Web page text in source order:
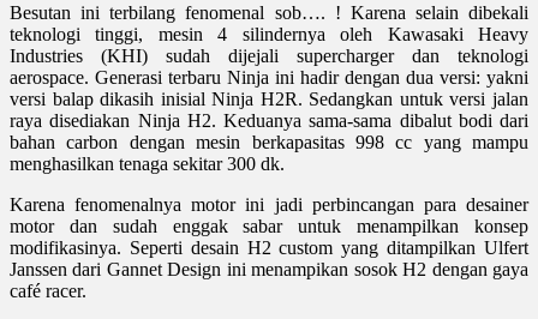
Besutan ini terbilang fenomenal sob…. ! Karena selain dibekali
teknologi tinggi, mesin 4 silindernya oleh Kawasaki Heavy
Industries (KHI) sudah dijejali supercharger dan teknologi
aerospace. Generasi terbaru Ninja ini hadir dengan dua versi: yakni
versi balap dikasih inisial Ninja H2R. Sedangkan untuk versi jalan
raya disediakan Ninja H2. Keduanya sama-sama dibalut bodi dari
bahan carbon dengan mesin berkapasitas 998 cc yang mampu
menghasilkan tenaga sekitar 300 dk.
Karena fenomenalnya motor ini jadi perbincangan para desainer
motor dan sudah enggak sabar untuk menampilkan konsep
modifikasinya. Seperti desain H2 custom yang ditampilkan Ulfert
Janssen dari Gannet Design ini menampikan sosok H2 dengan gaya
café racer.